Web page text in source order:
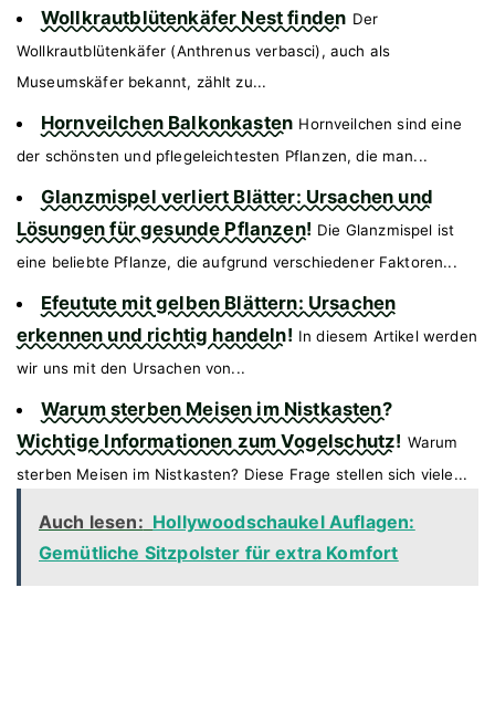
Wollkrautblütenkäfer Nest finden Der
Wollkrautblütenkäfer (Anthrenus verbasci), auch als
Museumskäfer bekannt, zählt zu...
Hornveilchen Balkonkasten Hornveilchen sind eine
der schönsten und pflegeleichtesten Pflanzen, die man...
Glanzmispel verliert Blätter: Ursachen und
Lösungen für gesunde Pflanzen! Die Glanzmispel ist
eine beliebte Pflanze, die aufgrund verschiedener Faktoren...
Efeutute mit gelben Blättern: Ursachen
erkennen und richtig handeln! In diesem Artikel werden
wir uns mit den Ursachen von...
Warum sterben Meisen im Nistkasten?
Wichtige Informationen zum Vogelschutz! Warum
sterben Meisen im Nistkasten? Diese Frage stellen sich viele...
Auch lesen: Hollywoodschaukel Auflagen:
Gemütliche Sitzpolster für extra Komfort